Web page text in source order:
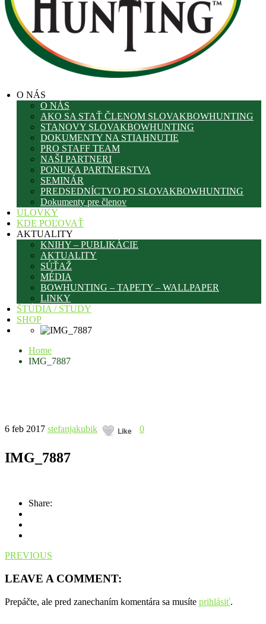
O NÁS
O NÁS
AKO SA STAŤ ČLENOM SLOVAKBOWHUNTING
STANOVY SLOVAKBOWHUNTING
DOKUMENTY NA STIAHNUTIE
PRO STAFF TEAM
NAŠI PARTNERI
PONUKA PARTNERSTVA
SEMINÁR
PREDSEDNÍCTVO PO SLOVAKBOWHUNTING
Dokumenty pre členov
ÚLOVKY
KDE POĽOVAŤ
AKTUALITY
KNIHY – PUBLIKÁCIE
AKTUALITY
SÚŤAŽ
MÉDIA
BOWHUNTING – TAPETY – WALLPAPER
LINKY
ŠTÚDIA / STUDY
SHOP
Home
IMG_7887
6 feb 2017 stefanjakubik Like 0
IMG_7887
Share:
PREVIOUS
LEAVE A COMMENT:
Prepáčte, ale pred zanechaním komentára sa musíte prihlásiť.